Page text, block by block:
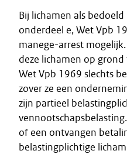
Bij lichamen als
onderdeel e, Wet Vpb
manege-arrest
deze lichamen op
Wet Vpb 1969 slechts
zover ze een
zijn partieel
of een ontvangen
belastingplichtige